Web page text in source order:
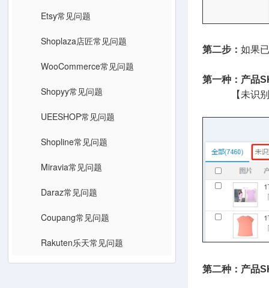
Etsy常见问题
Shoplaza店匠常见问题
WooCommerce常见问题
Shopyy常见问题
UEESHOP常见问题
Shopline常见问题
Miravia常见问题
Daraz常见问题
Coupang常见问题
Rakuten乐天常见问题
第二步： 如果
第一种：产品
【未识别—
第二种：产品